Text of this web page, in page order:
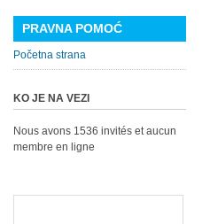
PRAVNA POMOĆ
Početna strana
KO JE NA VEZI
Nous avons 1536 invités et aucun
membre en ligne